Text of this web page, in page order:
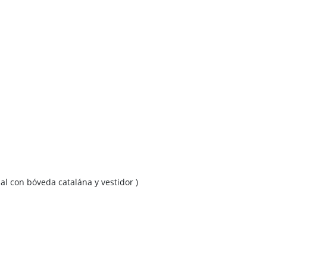
con bóveda catalána y vestidor )